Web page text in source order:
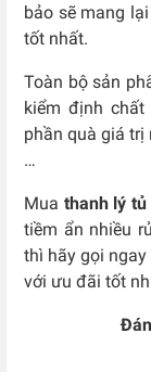
bảo sẽ mang
tốt nhất.
Toàn bộ sản
kiểm định
phần quà giá trị
…
Mua thanh lý tủ
tiềm ẩn nhiều
thì hãy gọi ngay
với ưu đãi tốt